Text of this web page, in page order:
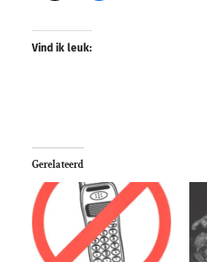
Vind ik leuk:
Gerelateerd